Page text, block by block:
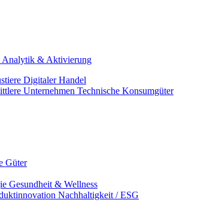
Analytik & Aktivierung
Digitaler Handel
Unternehmen Technische Konsumgüter
Güter
Gesundheit & Wellness
Nachhaltigkeit / ESG